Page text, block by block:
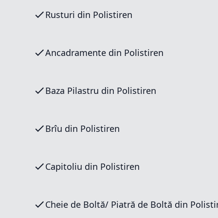
Rusturi din Polistiren
Ancadramente din Polistiren
Baza Pilastru din Polistiren
Brîu din Polistiren
Capitoliu din Polistiren
Cheie de Boltă/ Piatră de Boltă